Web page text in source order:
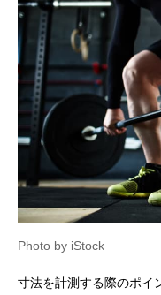
Photo by iStock
寸法を計測する際のポイ